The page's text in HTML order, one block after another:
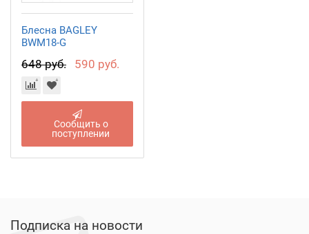
Блесна BAGLEY
BWM18-G
648 руб. 590 руб.
Сообщить о
поступлении
Подписка на новости